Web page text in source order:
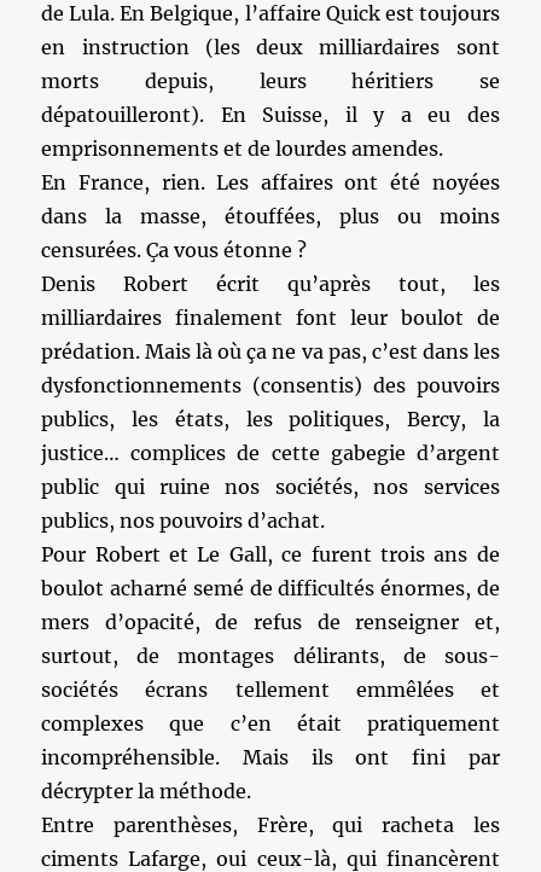
de Lula. En Belgique, l’affaire Quick est toujours
en instruction (les deux milliardaires sont
morts depuis, leurs héritiers se
dépatouilleront). En Suisse, il y a eu des
emprisonnements et de lourdes amendes.
En France, rien. Les affaires ont été noyées
dans la masse, étouffées, plus ou moins
censurées. Ça vous étonne ?
Denis Robert écrit qu’après tout, les
milliardaires finalement font leur boulot de
prédation. Mais là où ça ne va pas, c’est dans les
dysfonctionnements (consentis) des pouvoirs
publics, les états, les politiques, Bercy, la
justice… complices de cette gabegie d’argent
public qui ruine nos sociétés, nos services
publics, nos pouvoirs d’achat.
Pour Robert et Le Gall, ce furent trois ans de
boulot acharné semé de difficultés énormes, de
mers d’opacité, de refus de renseigner et,
surtout, de montages délirants, de sous-
sociétés écrans tellement emmêlées et
complexes que c’en était pratiquement
incompréhensible. Mais ils ont fini par
décrypter la méthode.
Entre parenthèses, Frère, qui racheta les
ciments Lafarge, oui ceux-là, qui financèrent